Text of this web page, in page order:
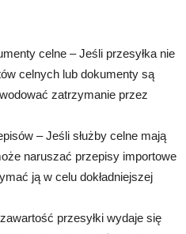
celne – Jeśli przesyłka nie
celnych lub dokumenty są
zatrzymanie przez
– Jeśli służby celne mają
naruszać przepisy importowe
ją w celu dokładniejszej
przesyłki wydaje się